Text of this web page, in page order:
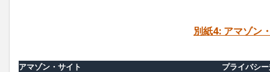
別紙4: アマゾン
アマゾン・サイト
プライバシ